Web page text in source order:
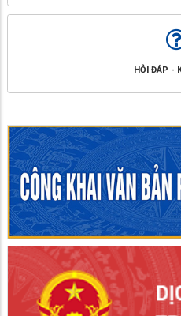
HỎI ĐÁP -